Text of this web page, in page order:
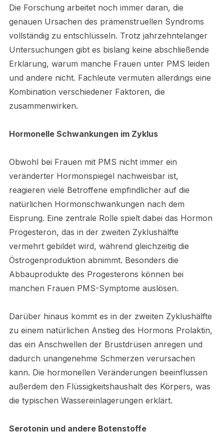
Die Forschung arbeitet noch immer daran, die
genauen Ursachen des prämenstruellen Syndroms
vollständig zu entschlüsseln. Trotz jahrzehntelanger
Untersuchungen gibt es bislang keine abschließende
Erklärung, warum manche Frauen unter PMS leiden
und andere nicht. Fachleute vermuten allerdings eine
Kombination verschiedener Faktoren, die
zusammenwirken.
Hormonelle Schwankungen im Zyklus
Obwohl bei Frauen mit PMS nicht immer ein
veränderter Hormonspiegel nachweisbar ist,
reagieren viele Betroffene empfindlicher auf die
natürlichen Hormonschwankungen nach dem
Eisprung. Eine zentrale Rolle spielt dabei das Hormon
Progesteron, das in der zweiten Zyklushälfte
vermehrt gebildet wird, während gleichzeitig die
Östrogenproduktion abnimmt. Besonders die
Abbauprodukte des Progesterons können bei
manchen Frauen PMS-Symptome auslösen.
Darüber hinaus kommt es in der zweiten Zyklushälfte
zu einem natürlichen Anstieg des Hormons Prolaktin,
das ein Anschwellen der Brustdrüsen anregen und
dadurch unangenehme Schmerzen verursachen
kann. Die hormonellen Veränderungen beeinflussen
außerdem den Flüssigkeitshaushalt des Körpers, was
die typischen Wassereinlagerungen erklärt.
Serotonin und andere Botenstoffe